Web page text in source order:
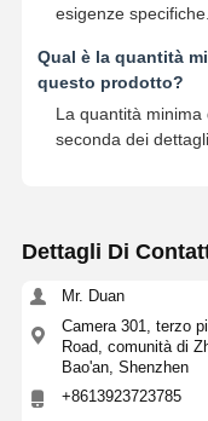
esigenze specifiche.
Qual è la quantità
questo prodotto?
La quantità
seconda dei
Dettagli Di
Mr. Duan
Camera 301, terzo
Road, comunità di
Bao'an, Shenzhen
+8613923723785